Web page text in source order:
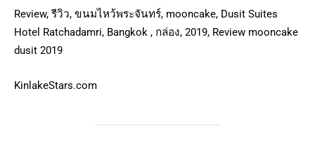
Review, รีวิว, ขนมไหว้พระจันทร์, mooncake, Dusit Suites
Hotel Ratchadamri, Bangkok , กล่อง, 2019, Review mooncake
dusit 2019
KinlakeStars.com